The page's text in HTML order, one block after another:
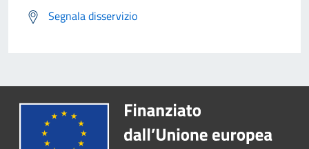
Segnala disservizio